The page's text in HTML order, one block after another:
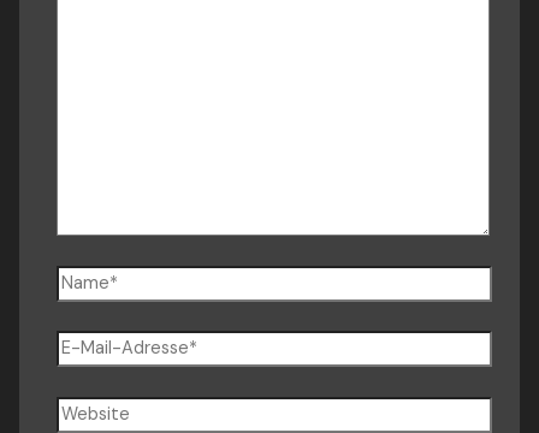
Name*
E-
Mail-
Adresse*
Website